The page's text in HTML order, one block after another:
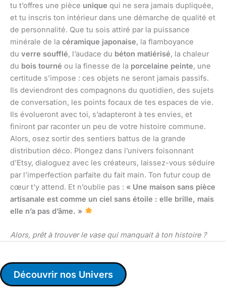
tu t’offres une pièce unique qui ne sera jamais dupliquée,
et tu inscris ton intérieur dans une démarche de qualité et
de personnalité. Que tu sois attiré par la puissance
minérale de la céramique japonaise, la flamboyance
du verre soufflé, l’audace du béton matiérisé, la chaleur
du bois tourné ou la finesse de la porcelaine peinte, une
certitude s’impose : ces objets ne seront jamais passifs.
Ils deviendront des compagnons du quotidien, des sujets
de conversation, les points focaux de tes espaces de vie.
Ils évolueront avec toi, s’adapteront à tes envies, et
finiront par raconter un peu de votre histoire commune.
Alors, osez sortir des sentiers battus de la grande
distribution déco. Plongez dans l’univers foisonnant
d’Etsy, dialoguez avec les créateurs, laissez-vous séduire
par l’imperfection parfaite du fait main. Ton futur coup de
cœur t’y attend. Et n’oublie pas : « Une maison sans pièce
artisanale est comme un ciel sans étoile : elle brille, mais
elle n’a pas d’âme. »
Alors, prêt à trouver le vase qui manquait à ton histoire ?
Découvrir nos Univers